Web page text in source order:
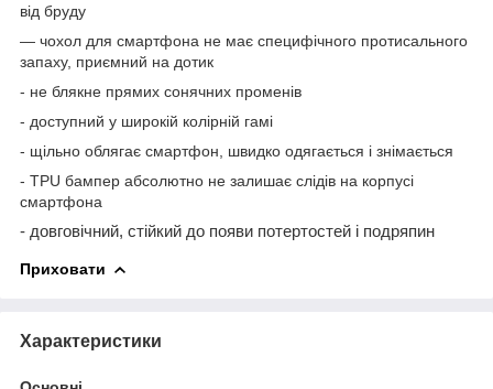
від бруду
— чохол для смартфона не має специфічного протисального
запаху, приємний на дотик
- не блякне прямих сонячних променів
- доступний у широкій колірній гамі
- щільно облягає смартфон, швидко одягається і знімається
- TPU бампер абсолютно не залишає слідів на корпусі
смартфона
- довговічний, стійкий до появи потертостей і подряпин
Приховати
Характеристики